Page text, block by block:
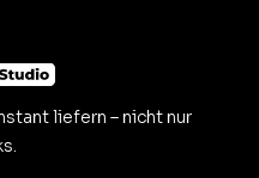
liefern – nicht nur